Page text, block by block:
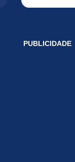
PUBLICIDADE